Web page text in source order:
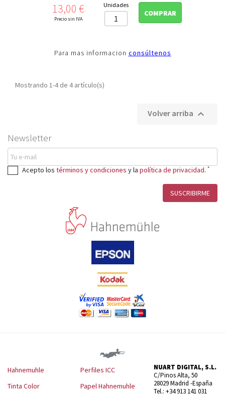
Newsletter
Acepto los términos y condiciones y la política de privacidad. *
Precio
13,00 €
Precio sin IVA
Unidades
COMPRAR
Para mas informacion consúltenos
Mostrando 1-4 de 4 artículo(s)
Volver arriba 
Hahnemuhle
Tinta Color
Perfiles ICC
Papel Hahnemuhle
NUART DIGITAL, S.L.
C/Pinos Alta, 50
28029 Madrid -España
Tel.: +34 913 141 031